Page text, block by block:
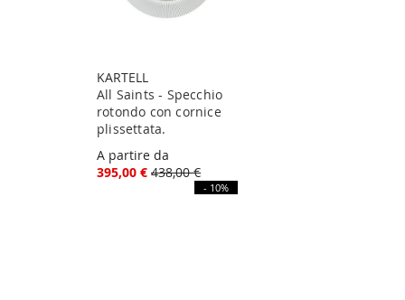
KARTELL
All Saints - Specchio
rotondo con cornice
plissettata.
A partire da
395,00 € 438,00 €
- 10%